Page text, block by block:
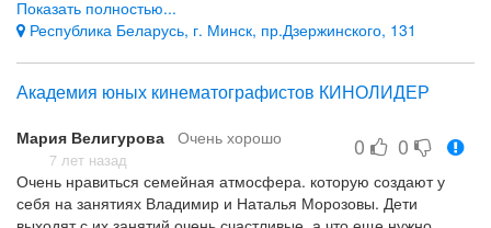
нравится абсолютно все!!!
Показать полностью...
Республика Беларусь, г. Минск, пр.Дзержинского, 131
Академия юных кинематографистов КИНОЛИДЕР
Мария Велигурова Очень хорошо
7 лет назад 0 0
Очень нравиться семейная атмосфера. которую создают у
себя на занятиях Владимир и Наталья Морозовы. Дети